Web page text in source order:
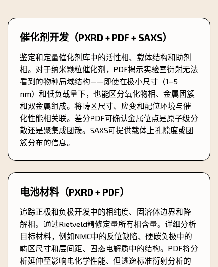
催化剂开发（PXRD + PDF + SAXS）
鉴定和定量催化剂库中的活性相、载体结构和助剂
相。对于纳米颗粒催化剂，PDF揭示实验室衍射无法
看到的物种局域结构——即使在极小尺寸（1–5
nm）和低负载量下，也能区分氧化物相、金属团簇
和双金属组成。将畴区尺寸、应变和配位环境与催
化性能相关联。差分PDF可确认金属位点是原子级分
散还是聚集成团簇。SAXS可提供载体上孔隙度或团
簇分布的信息。
电池材料（PXRD + PDF）
追踪正极和负极开发中的相纯度、固溶体边界和降
解相。通过Rietveld精修定量所有相含量。详细分析
目标材料，例如NMC中的反位缺陷、硬碳负极中的
畴区尺寸和层间距、固态电解质中的结构。PDF将分
析延伸至影响电化学性能、但逃逸标准衍射分析的